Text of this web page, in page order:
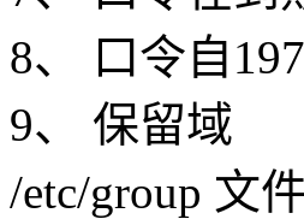
8、 口令自
9、 保留域
/etc/group 文